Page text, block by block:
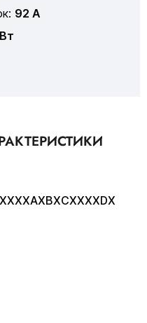
92 А